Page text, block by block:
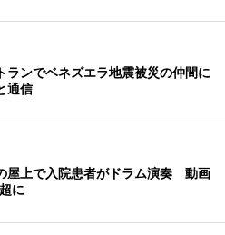
ランでベネズエラ地震被災の仲間に
通信
屋上で入院患者がドラム演奏 動画
に